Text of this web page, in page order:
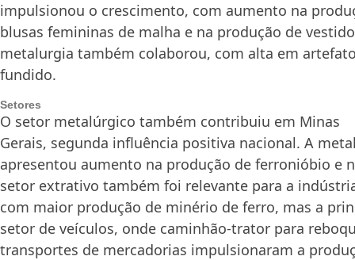
impulsionou o crescimento, com aumento na
blusas femininas de malha e na produção de
metalurgia também colaborou, com alta em
fundido.
Setores
O setor metalúrgico também contribuiu em Minas
Gerais, segunda influência positiva nacional. A
apresentou aumento na produção de ferronióbio e
setor extrativo também foi relevante para a
com maior produção de minério de ferro, mas a
setor de veículos, onde caminhão-trator para
transportes de mercadorias impulsionaram a